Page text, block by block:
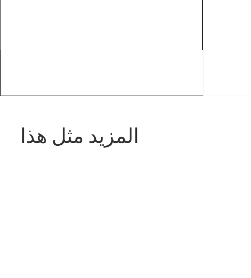
المزيد مثل هذا